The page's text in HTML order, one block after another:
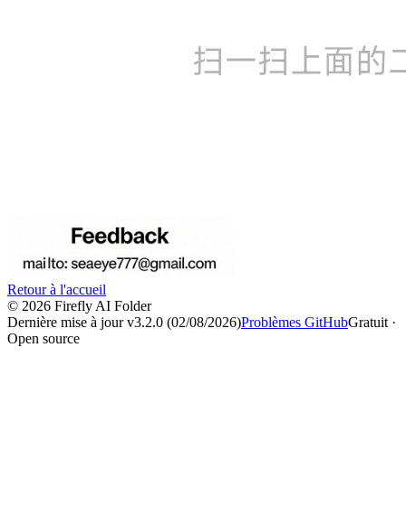
Retour à l'accueil
© 2026 Firefly AI Folder
Dernière mise à jour v3.2.0 (02/08/2026)Problèmes GitHubGratuit ·
Open source